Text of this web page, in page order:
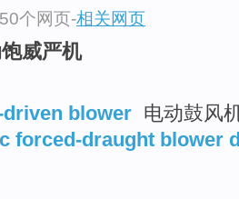
个网页-相关网页
威严机
blower 电动鼓风
forced-draught blower